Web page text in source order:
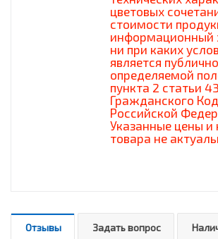
цветовых
стоимости
информационный
ни при каких
является
определяемой
пункта 2 статьи
Гражданского
Российской
Указанные цены и
товара не
Отзывы Задать вопрос